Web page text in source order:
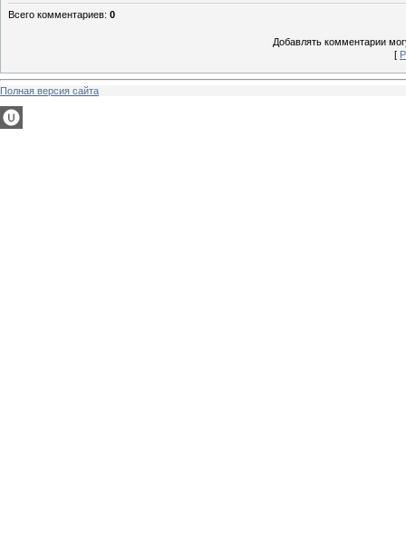
Всего комментариев: 0
Добавлять комментарии
[
Полная версия сайта